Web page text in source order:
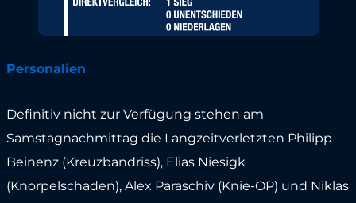
Personalien
Definitiv nicht zur Verfügung stehen am
Samstagnachmittag die Langzeitverletzten Philipp
Beinenz (Kreuzbandriss), Elias Niesigk
(Knorpelschaden), Alex Paraschiv (Knie-OP) und Niklas